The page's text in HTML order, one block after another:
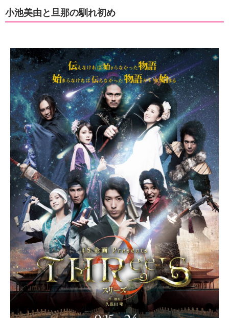
小池美由と旦那の馴れ初め